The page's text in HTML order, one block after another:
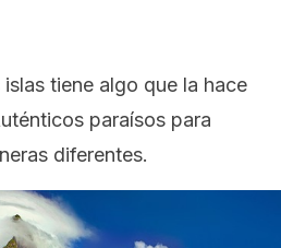
tiene algo que la hace
paraísos para
diferentes.